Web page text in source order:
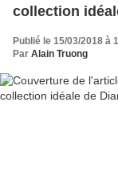
collection
Publié le 15/03/2018 à
Par Alain Truong